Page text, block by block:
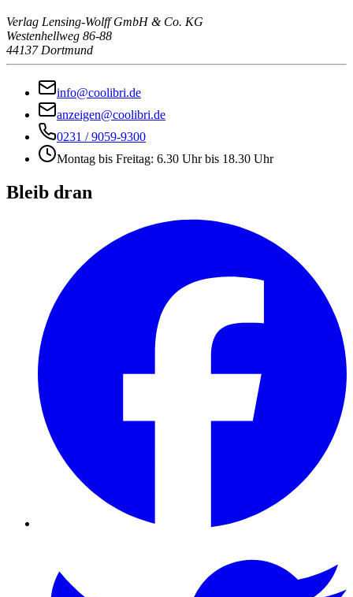
Verlag Lensing-Wolff GmbH & Co. KG
Westenhellweg 86-88
44137 Dortmund
info@coolibri.de
anzeigen@coolibri.de
0231 / 9059-9300
Montag bis Freitag: 6.30 Uhr bis 18.30 Uhr
Bleib dran